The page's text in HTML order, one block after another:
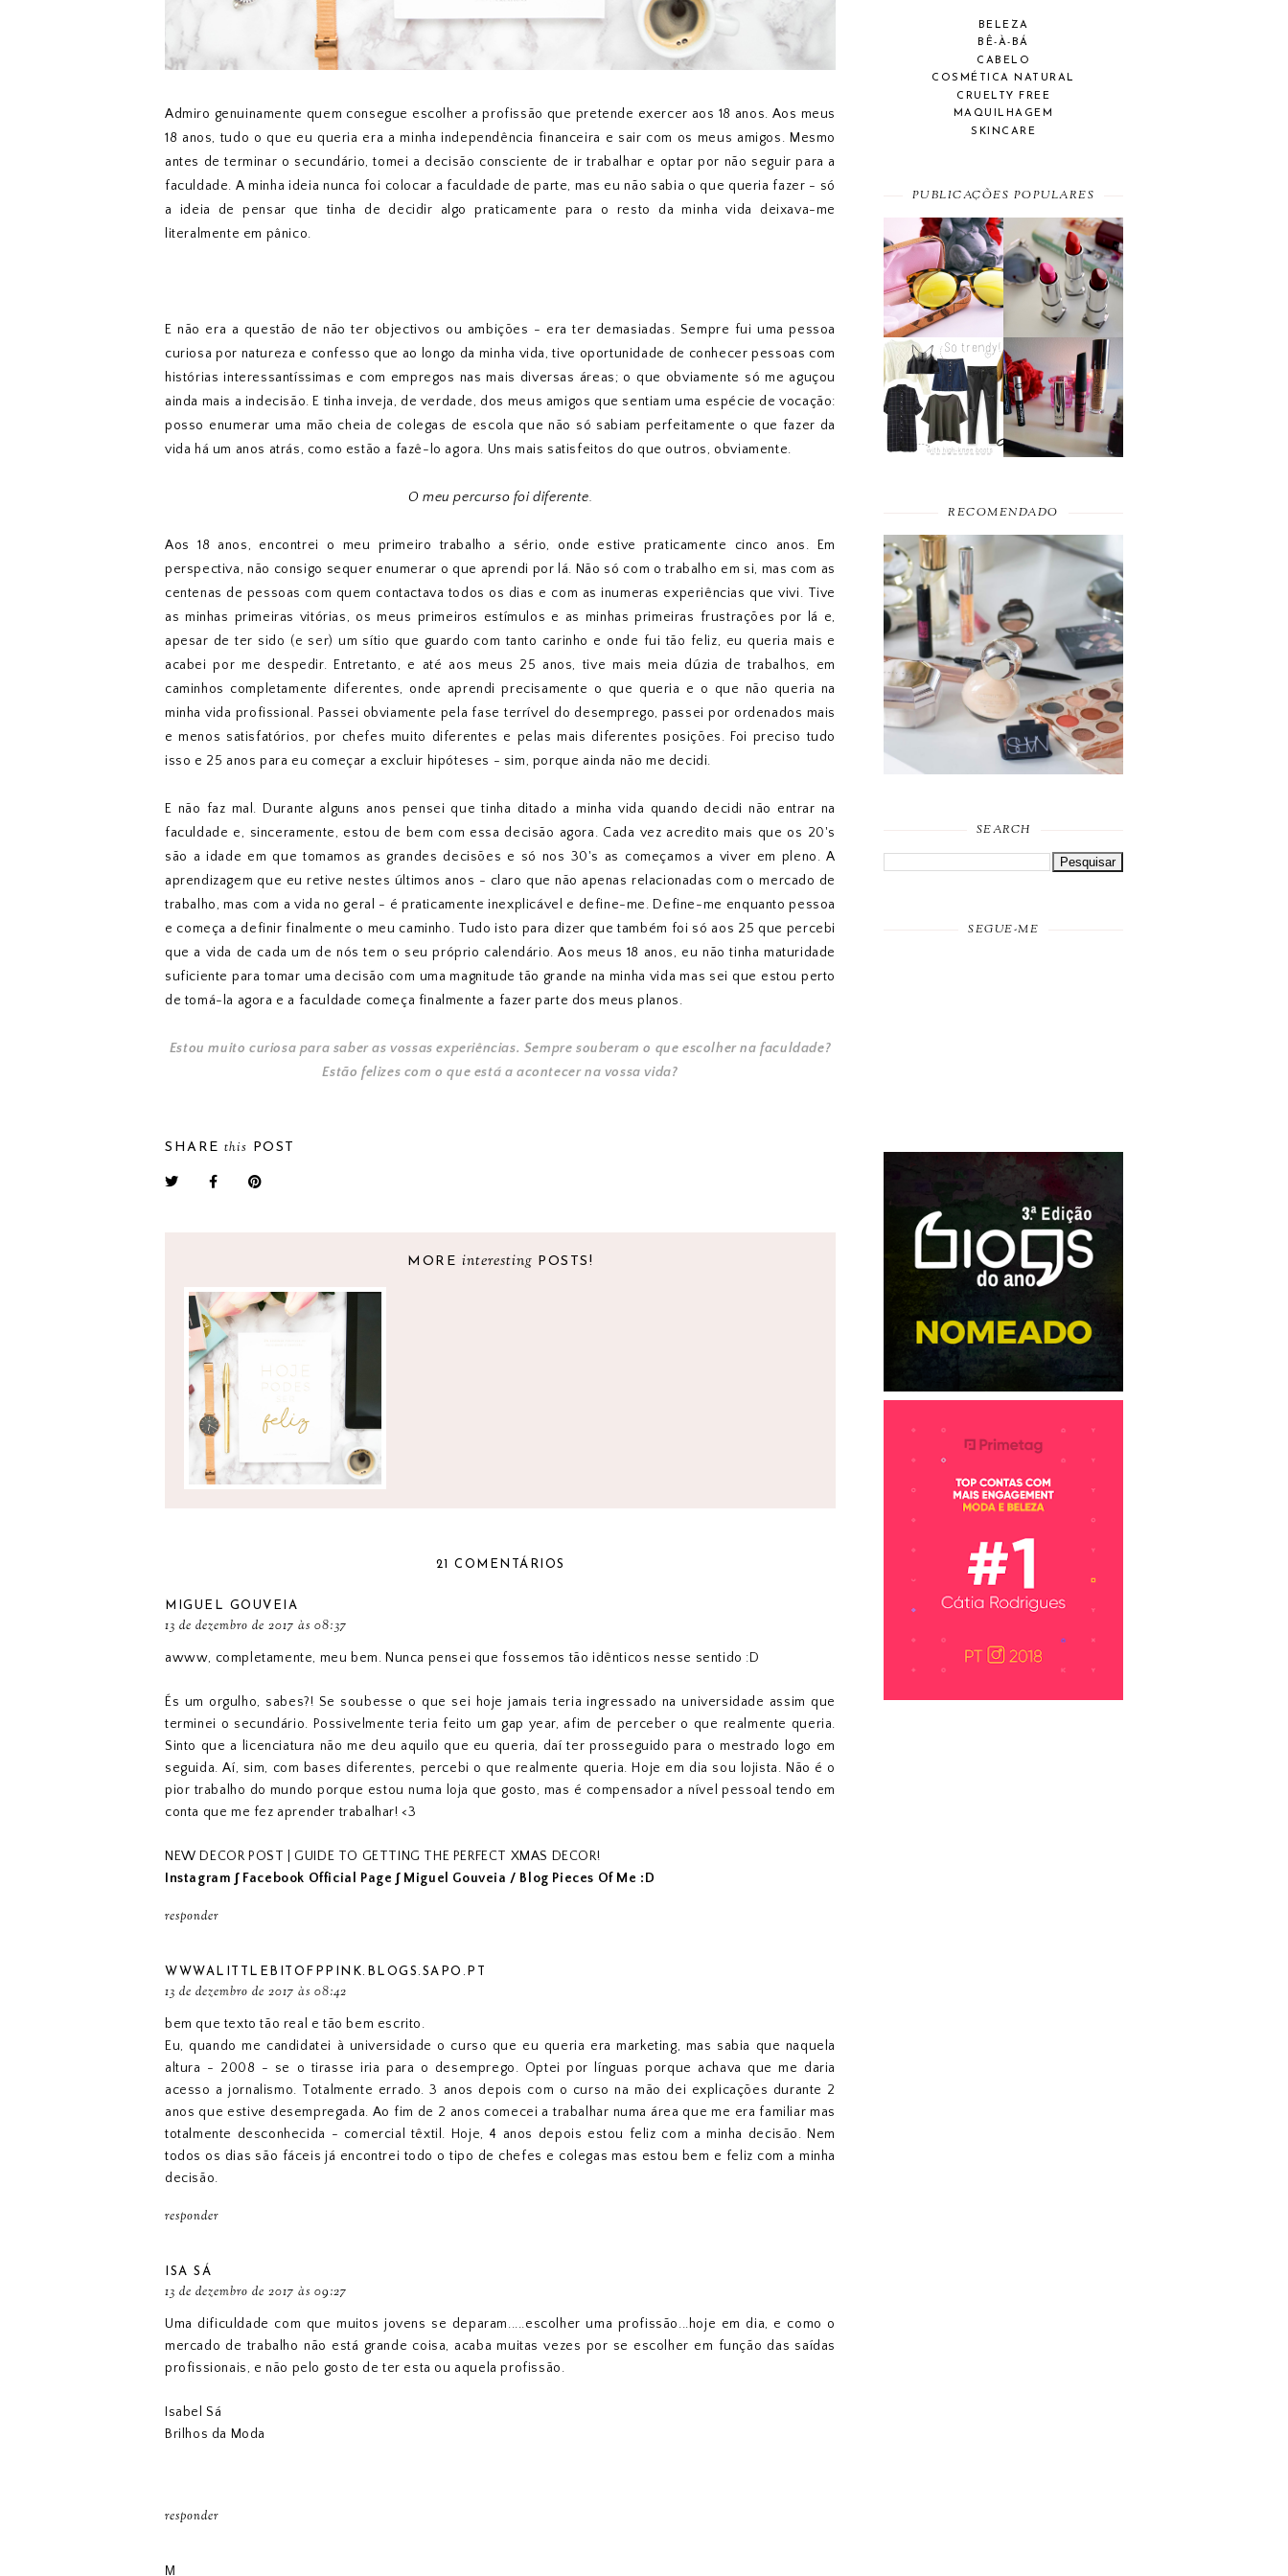
Admiro genuinamente quem consegue escolher a profissão que pretende exercer aos 18 anos. Aos meus
18 anos, tudo o que eu queria era a minha independência financeira e sair com os meus amigos. Mesmo
antes de terminar o secundário, tomei a decisão consciente de ir trabalhar e optar por não seguir para a
faculdade. A minha ideia nunca foi colocar a faculdade de parte, mas eu não sabia o que queria fazer - só
a ideia de pensar que tinha de decidir algo praticamente para o resto da minha vida deixava-me
literalmente em pânico.
E não era a questão de não ter objectivos ou ambições - era ter demasiadas. Sempre fui uma pessoa
curiosa por natureza e confesso que ao longo da minha vida, tive oportunidade de conhecer pessoas com
histórias interessantíssimas e com empregos nas mais diversas áreas; o que obviamente só me aguçou
ainda mais a indecisão. E tinha inveja, de verdade, dos meus amigos que sentiam uma espécie de vocação:
posso enumerar uma mão cheia de colegas de escola que não só sabiam perfeitamente o que fazer da
vida há um anos atrás, como estão a fazê-lo agora. Uns mais satisfeitos do que outros, obviamente.
O meu percurso foi diferente.
Aos 18 anos, encontrei o meu primeiro trabalho a sério, onde estive praticamente cinco anos. Em
perspectiva, não consigo sequer enumerar o que aprendi por lá. Não só com o trabalho em si, mas com as
centenas de pessoas com quem contactava todos os dias e com as inumeras experiências que vivi. Tive
as minhas primeiras vitórias, os meus primeiros estímulos e as minhas primeiras frustrações por lá e,
apesar de ter sido (e ser) um sítio que guardo com tanto carinho e onde fui tão feliz, eu queria mais e
acabei por me despedir. Entretanto, e até aos meus 25 anos, tive mais meia dúzia de trabalhos, em
caminhos completamente diferentes, onde aprendi precisamente o que queria e o que não queria na
minha vida profissional. Passei obviamente pela fase terrível do desemprego, passei por ordenados mais
e menos satisfatórios, por chefes muito diferentes e pelas mais diferentes posições. Foi preciso tudo
isso e 25 anos para eu começar a excluir hipóteses - sim, porque ainda não me decidi.
E não faz mal. Durante alguns anos pensei que tinha ditado a minha vida quando decidi não entrar na
faculdade e, sinceramente, estou de bem com essa decisão agora. Cada vez acredito mais que os 20's
são a idade em que tomamos as grandes decisões e só nos 30's as começamos a viver em pleno. A
aprendizagem que eu retive nestes últimos anos - claro que não apenas relacionadas com o mercado de
trabalho, mas com a vida no geral - é praticamente inexplicável e define-me. Define-me enquanto pessoa
e começa a definir finalmente o meu caminho. Tudo isto para dizer que também foi só aos 25 que percebi
que a vida de cada um de nós tem o seu próprio calendário. Aos meus 18 anos, eu não tinha maturidade
suficiente para tomar uma decisão com uma magnitude tão grande na minha vida mas sei que estou perto
de tomá-la agora e a faculdade começa finalmente a fazer parte dos meus planos.
Estou muito curiosa para saber as vossas experiências. Sempre souberam o que escolher na faculdade?
Estão felizes com o que está a acontecer na vossa vida?
SHARE this POST
MORE interesting POSTS!
SOBRE PERCURSOS
ACADÉMICOS E
PROFISSIONAIS...
21 COMENTÁRIOS
MIGUEL GOUVEIA
13 de dezembro de 2017 às 08:37
awww, completamente, meu bem. Nunca pensei que fossemos tão idênticos nesse sentido :D
És um orgulho, sabes?! Se soubesse o que sei hoje jamais teria ingressado na universidade assim que
terminei o secundário. Possivelmente teria feito um gap year, afim de perceber o que realmente queria.
Sinto que a licenciatura não me deu aquilo que eu queria, daí ter prosseguido para o mestrado logo em
seguida. Aí, sim, com bases diferentes, percebi o que realmente queria. Hoje em dia sou lojista. Não é o
pior trabalho do mundo porque estou numa loja que gosto, mas é compensador a nível pessoal tendo em
conta que me fez aprender trabalhar! <3
NEW DECOR POST | GUIDE TO GETTING THE PERFECT XMAS DECOR!
Instagram ∫ Facebook Official Page ∫ Miguel Gouveia / Blog Pieces Of Me :D
responder
WWWALITTLEBITOFPPINK.BLOGS.SAPO.PT
13 de dezembro de 2017 às 08:42
bem que texto tão real e tão bem escrito.
Eu, quando me candidatei à universidade o curso que eu queria era marketing, mas sabia que naquela
altura - 2008 - se o tirasse iria para o desemprego. Optei por línguas porque achava que me daria
acesso a jornalismo. Totalmente errado. 3 anos depois com o curso na mão dei explicações durante 2
anos que estive desempregada. Ao fim de 2 anos comecei a trabalhar numa área que me era familiar mas
totalmente desconhecida - comercial têxtil. Hoje, 4 anos depois estou feliz com a minha decisão. Nem
todos os dias são fáceis já encontrei todo o tipo de chefes e colegas mas estou bem e feliz com a minha
decisão.
responder
ISA SÁ
13 de dezembro de 2017 às 09:27
Uma dificuldade com que muitos jovens se deparam.....escolher uma profissão...hoje em dia, e como o
mercado de trabalho não está grande coisa, acaba muitas vezes por se escolher em função das saídas
profissionais, e não pelo gosto de ter esta ou aquela profissão.
Isabel Sá
Brilhos da Moda
responder
М
BELEZA
BÊ-À-BÁ
CABELO
COSMÉTICA NATURAL
CRUELTY FREE
MAQUILHAGEM
SKINCARE
PUBLICAÇÕES POPULARES
SUMMER
ESSENTIAL
A MAYBELLINE
AFFAIR
MOST WANTED
#SEPTEMBER
BEAUTY
FAVORITES
RECOMENDADO
FAVORITOS DE
MAQUILHAGEM 2019
SEARCH
SEGUE-ME